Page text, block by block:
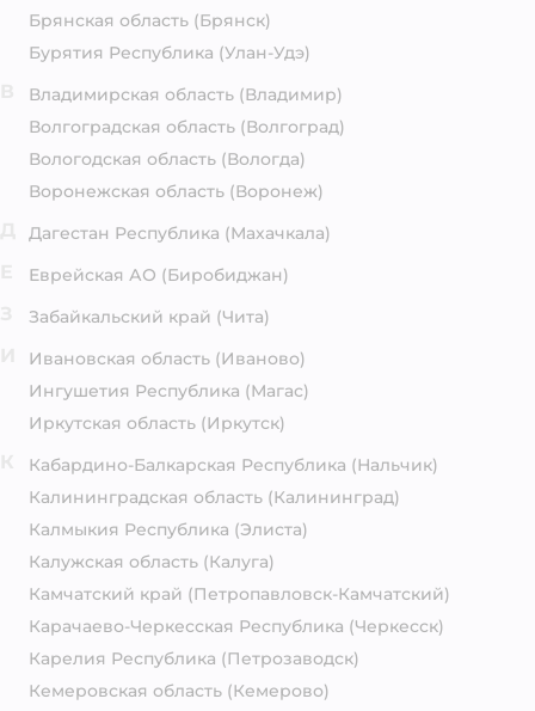
Брянская область (Брянск)
Бурятия Республика (Улан-Удэ)
Владимирская область (Владимир)
Волгоградская область (Волгоград)
Вологодская область (Вологда)
Воронежская область (Воронеж)
Дагестан Республика (Махачкала)
Еврейская АО (Биробиджан)
Забайкальский край (Чита)
Ивановская область (Иваново)
Ингушетия Республика (Магас)
Иркутская область (Иркутск)
Кабардино-Балкарская Республика (Нальчик)
Калининградская область (Калининград)
Калмыкия Республика (Элиста)
Калужская область (Калуга)
Камчатский край (Петропавловск-Камчатский)
Карачаево-Черкесская Республика (Черкесск)
Карелия Республика (Петрозаводск)
Кемеровская область (Кемерово)